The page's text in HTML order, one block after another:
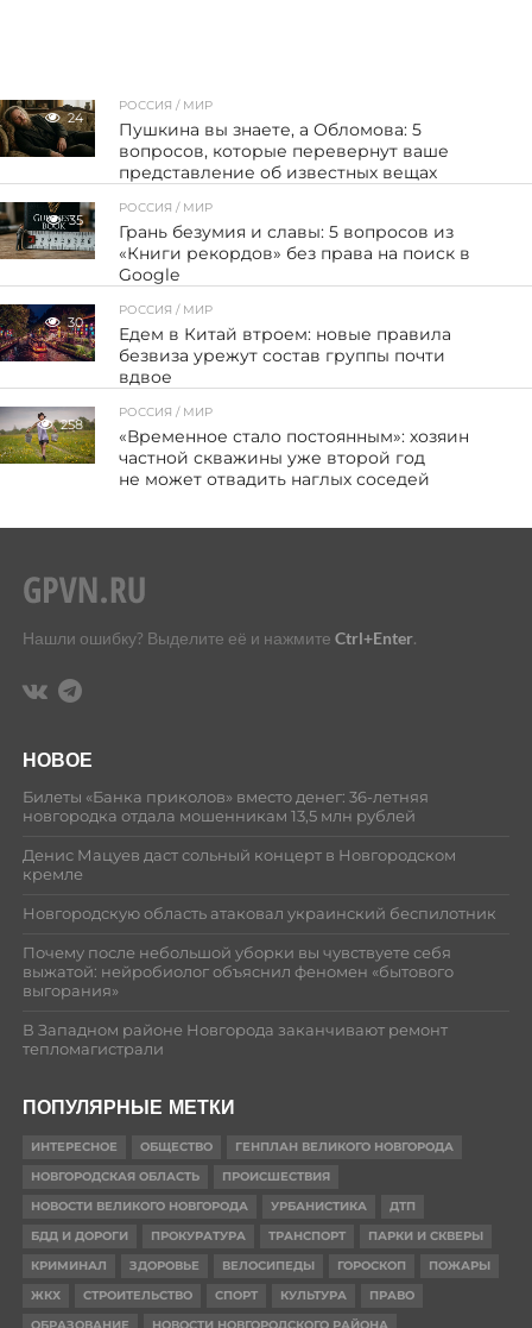
24
РОССИЯ / МИР
Пушкина вы знаете, а Обломова: 5
вопросов, которые перевернут ваше
представление об известных вещах
35
РОССИЯ / МИР
Грань безумия и славы: 5 вопросов из
«Книги рекордов» без права на поиск в
Google
30
РОССИЯ / МИР
Едем в Китай втроем: новые правила
безвиза урежут состав группы почти
вдвое
258
РОССИЯ / МИР
«Временное стало постоянным»: хозяин
частной скважины уже второй год
не может отвадить наглых соседей
Нашли ошибку? Выделите её и нажмите Ctrl+Enter.
НОВОЕ
Билеты «Банка приколов» вместо денег: 36-летняя
новгородка отдала мошенникам 13,5 млн рублей
Денис Мацуев даст сольный концерт в Новгородском
кремле
Новгородскую область атаковал украинский беспилотник
Почему после небольшой уборки вы чувствуете себя
выжатой: нейробиолог объяснил феномен «бытового
выгорания»
В Западном районе Новгорода заканчивают ремонт
тепломагистрали
ПОПУЛЯРНЫЕ МЕТКИ
ИНТЕРЕСНОЕ ОБЩЕСТВО
ГЕНПЛАН ВЕЛИКОГО НОВГОРОДА
НОВГОРОДСКАЯ ОБЛАСТЬ
ПРОИСШЕСТВИЯ
НОВОСТИ ВЕЛИКОГО НОВГОРОДА
УРБАНИСТИКА
ДТП
БДД И ДОРОГИ
ПРОКУРАТУРА ТРАНСПОРТ
ПАРКИ И СКВЕРЫ
КРИМИНАЛ
ЗДОРОВЬЕ ВЕЛОСИПЕДЫ ГОРОСКОП
ПОЖАРЫ
ЖКХ
СТРОИТЕЛЬСТВО СПОРТ КУЛЬТУРА
ПРАВО